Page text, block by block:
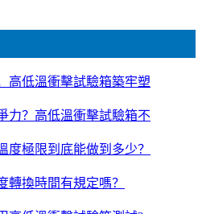
高低溫衝擊試驗箱築牢塑
力？高低溫衝擊試驗箱不
度極限到底能做到多少？
轉換時間有規定嗎？